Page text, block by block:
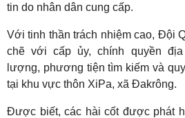
tin do nhân dân cung cấp.
Với tinh thần trách nhiệm cao, Đội
chẽ với cấp ủy, chính quyền
lượng, phương tiện tìm kiếm và
tại khu vực thôn XiPa, xã Đakrông.
Được biết, các hài cốt được phát